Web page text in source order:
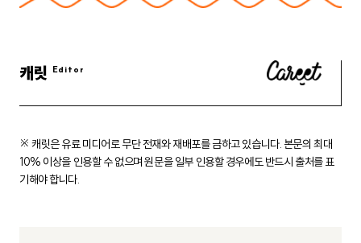
캐릿
※ 캐릿은 유료 미디어로 무단 전재와 재배포를 금하고 있습니다. 본문의 최대
10% 이상을 인용할 수 없으며 원문을 일부 인용할 경우에도 반드시 출처를 표
기해야 합니다.